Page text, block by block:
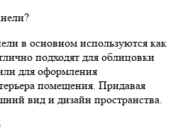
в основном используются как
подходят для облицовки
для оформления
помещения. Придавая
вид и дизайн пространства.